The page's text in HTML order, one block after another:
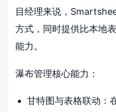
目经理来说，
方式，同时提供比本地
能力。
瀑布管理核心能力：
甘特图与表格联动：